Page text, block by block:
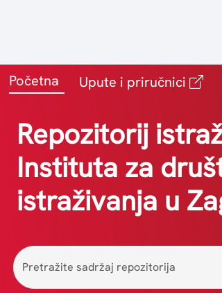
Početna Upute i priručnici
Repozitorij
Instituta za
istraživanja u